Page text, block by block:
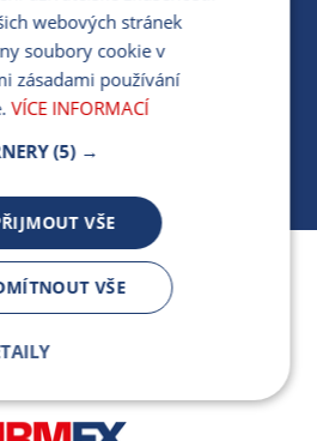
ARMEX a členem Asociace
dodavatelů energií.
STÁVAJÍCÍ SMLOUVĚ
412 154 154
PÁ 7:30-17:00
webových stránek
soubory cookie v
zásadami používání
VÍCE INFORMACÍ
(5) →
VŠE
VŠE
Výkonnostní